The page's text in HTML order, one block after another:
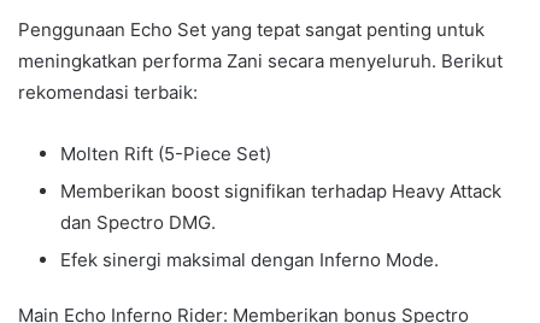
Penggunaan Echo Set yang tepat sangat penting untuk
meningkatkan performa Zani secara menyeluruh. Berikut
rekomendasi terbaik:
Molten Rift (5-Piece Set)
Memberikan boost signifikan terhadap Heavy Attack
dan Spectro DMG.
Efek sinergi maksimal dengan Inferno Mode.
Main Echo Inferno Rider: Memberikan bonus Spectro